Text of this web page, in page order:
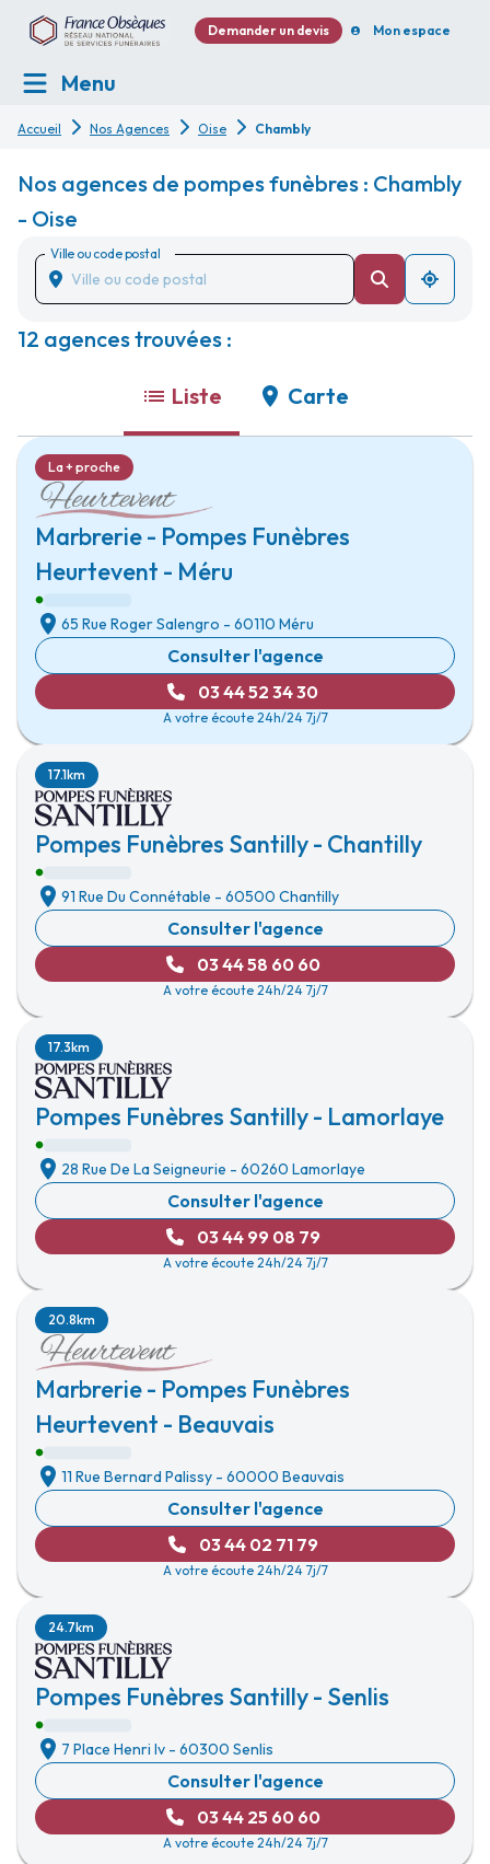
Demander un devis Mon espace
Menu
Accueil Nos Agences Oise Chambly
Nos agences de pompes funèbres : Chambly
- Oise
Ville ou code postal
12 agences trouvées :
Liste Carte
Marbrerie - Pompes Funèbres
Heurtevent - Méru
La + proche
65 Rue Roger Salengro - 60110 Méru
Consulter l'agence
03 44 52 34 30
A votre écoute 24h/24 7j/7
Pompes Funèbres Santilly - Chantilly
17.1km
91 Rue Du Connétable - 60500 Chantilly
Consulter l'agence
03 44 58 60 60
A votre écoute 24h/24 7j/7
Pompes Funèbres Santilly - Lamorlaye
17.3km
28 Rue De La Seigneurie - 60260 Lamorlaye
Consulter l'agence
03 44 99 08 79
A votre écoute 24h/24 7j/7
Marbrerie - Pompes Funèbres
Heurtevent - Beauvais
20.8km
11 Rue Bernard Palissy - 60000 Beauvais
Consulter l'agence
03 44 02 71 79
A votre écoute 24h/24 7j/7
Pompes Funèbres Santilly - Senlis
24.7km
7 Place Henri Iv - 60300 Senlis
Consulter l'agence
03 44 25 60 60
A votre écoute 24h/24 7j/7